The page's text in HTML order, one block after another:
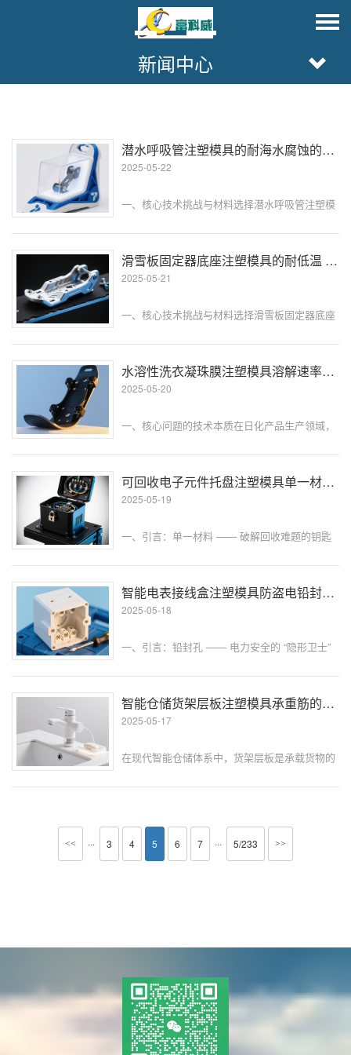
新闻中心
潜水呼吸管注塑模具的耐海水腐蚀的表面涂层处理
2025-05-22
一、核心技术挑战与材料选择潜水呼吸管注塑模
面腐蚀问题直接影响模具寿命和产品质量。模具
钢基材（如 DH32 或 S20910）虽具备一定耐蚀
性，但在海水侵蚀下，···
滑雪板固定器底座注塑模具的耐低温 PA 材料的韧性测试
2025-05-21
一、核心技术挑战与材料选择滑雪板固定器底座
频冲击载荷，其耐低温韧性直接影响滑雪安全。
聚酰胺（PA）材料因优异的机械性能成为首选，
但传统 PA 在低温下···
水溶性洗衣凝珠膜注塑模具溶解速率的厚度均匀性控制
2025-05-20
一、核心问题的技术本质在日化产品生产领域，
体验。作为核心载体的聚乙烯醇（PVA）膜，其
溶解速率与厚度均匀性呈现强耦合关系。当膜厚
偏差超过 ±5% 时，溶解时间···
可回收电子元件托盘注塑模具单一材料的结构设计原则​
2025-05-19
一、引言：单一材料 —— 破解回收难题的钥匙
物，可回收电子元件托盘的重要性愈发凸显。传
统托盘常采用复合材料（如 PP+GF 与 TPU 结
合）以兼顾强度···
智能电表接线盒注塑模具防盗电铅封孔的一体化成型
2025-05-18
一、引言：铅封孔 —— 电力安全的 “隐形卫士”
用已覆盖全国超 80% 的用电终端。而接线盒作
为电表与外部电路的连接枢纽，其防盗电铅封孔
的可靠性直接影响电力计···
智能仓储货架层板注塑模具承重筋的有限元分析优化
2025-05-17
在现代智能仓储体系中，货架层板是承载货物的
全与效率。注塑成型的智能仓储货架层板，通常
计方式难以精准把握承重筋在复杂受···
<< ··· 3 4 5 6 7 ··· 5/233 >>